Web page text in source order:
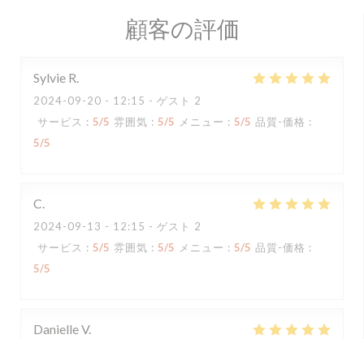
顧客の評価
Sylvie R
2024-09-20 - 12:15 - ゲスト 2
サービス : 5/5 雰囲気 : 5/5 メニュー : 5/5 品質-価格 :
5/5
C
2024-09-13 - 12:15 - ゲスト 2
サービス : 5/5 雰囲気 : 5/5 メニュー : 5/5 品質-価格 :
5/5
DanielleV